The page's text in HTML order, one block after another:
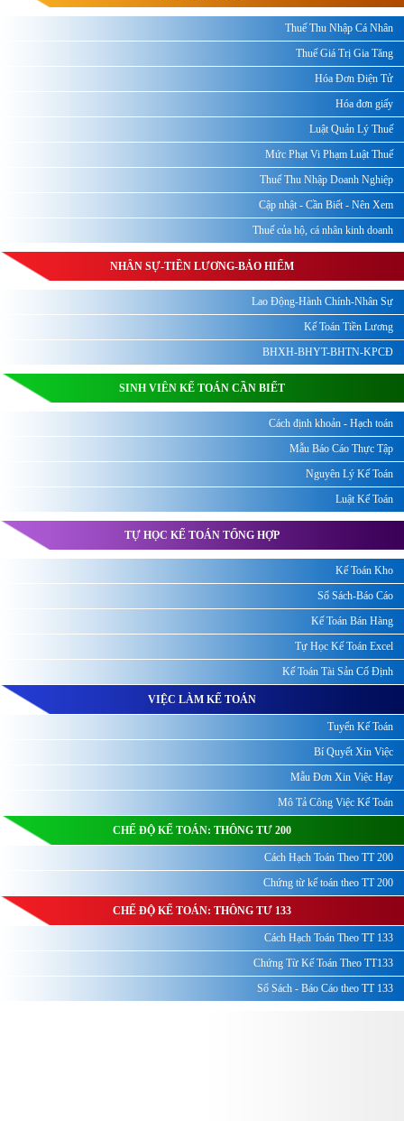
Thuế Thu Nhập Cá Nhân
Thuế Giá Trị Gia Tăng
Hóa Đơn Điện Tử
Hóa đơn giấy
Luật Quản Lý Thuế
Mức Phạt Vi Phạm Luật Thuế
Thuế Thu Nhập Doanh Nghiệp
Cập nhật - Cần Biết - Nên Xem
Thuế của hộ, cá nhân kinh doanh
NHÂN SỰ-TIỀN LƯƠNG-BẢO HIỂM
Lao Động-Hành Chính-Nhân Sự
Kế Toán Tiền Lương
BHXH-BHYT-BHTN-KPCĐ
SINH VIÊN KẾ TOÁN CẦN BIẾT
Cách định khoản - Hạch toán
Mẫu Báo Cáo Thực Tập
Nguyên Lý Kế Toán
Luật Kế Toán
TỰ HỌC KẾ TOÁN TỔNG HỢP
Kế Toán Kho
Sổ Sách-Báo Cáo
Kế Toán Bán Hàng
Tự Học Kế Toán Excel
Kế Toán Tài Sản Cố Định
VIỆC LÀM KẾ TOÁN
Tuyển Kế Toán
Bí Quyết Xin Việc
Mẫu Đơn Xin Việc Hay
Mô Tả Công Việc Kế Toán
CHẾ ĐỘ KẾ TOÁN: THÔNG TƯ 200
Cách Hạch Toán Theo TT 200
Chứng từ kế toán theo TT 200
CHẾ ĐỘ KẾ TOÁN: THÔNG TƯ 133
Cách Hạch Toán Theo TT 133
Chứng Từ Kế Toán Theo TT133
Sổ Sách - Báo Cáo theo TT 133